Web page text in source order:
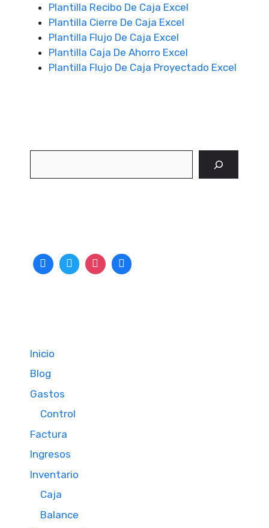
Plantilla Recibo De Caja Excel
Plantilla Cierre De Caja Excel
Plantilla Flujo De Caja Excel
Plantilla Caja De Ahorro Excel
Plantilla Flujo De Caja Proyectado Excel
Inicio
Blog
Gastos
Control
Factura
Ingresos
Inventario
Caja
Balance